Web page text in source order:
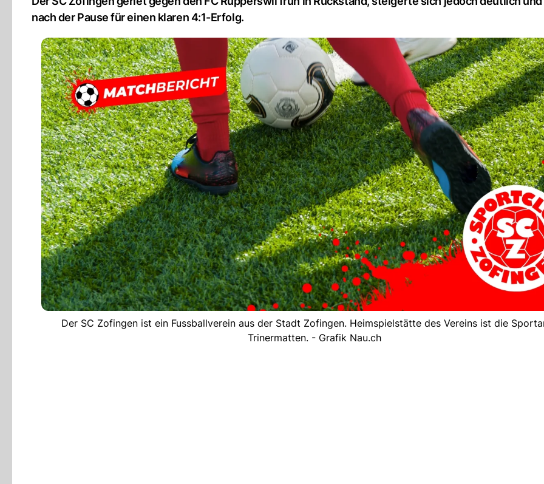
nach der Pause für einen klaren 4:1-Erfolg.
Der SC Zofingen ist ein Fussballverein aus der Stadt Zofingen. Heimspielstätte des Vereins ist die
Trinermatten. - Grafik Nau.ch